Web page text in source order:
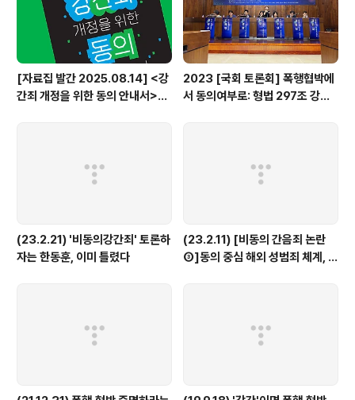
[자료집 발간 2025.08.14] <강
간죄 개정을 위한 동의 안내서>발
2023 [국회 토론회] 폭행협박에
서 동의여부로: 형법 297조 강간
(23.2.21) '비동의강간죄' 토론하
자는 한동훈, 이미 틀렸다
(23.2.11) [비동의 간음죄 논란
③]동의 중심 해외 성범죄 체계, 어